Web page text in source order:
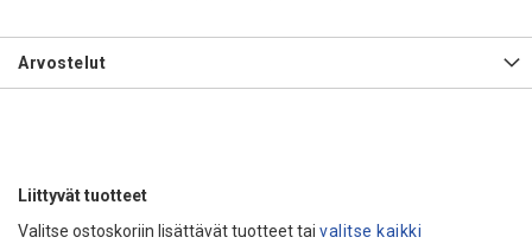
Arvostelut
Liittyvät tuotteet
Valitse ostoskoriin lisättävät tuotteet tai valitse kaikki